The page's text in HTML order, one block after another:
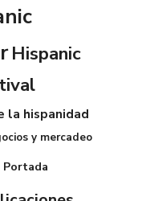
Hispanic
la hispanidad
y mercadeo
Portada